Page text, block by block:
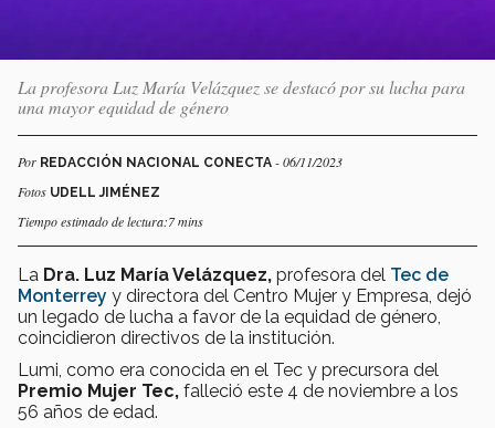
La profesora Luz María Velázquez se destacó por su lucha para
una mayor equidad de género
Por REDACCIÓN NACIONAL CONECTA - 06/11/2023
Fotos UDELL JIMÉNEZ
Tiempo estimado de lectura:7 mins
La Dra. Luz María Velázquez, profesora del Tec de
Monterrey y directora del Centro Mujer y Empresa, dejó
un legado de lucha a favor de la equidad de género,
coincidieron directivos de la institución.
Lumi, como era conocida en el Tec y precursora del
Premio Mujer Tec, falleció este 4 de noviembre a los
56 años de edad.